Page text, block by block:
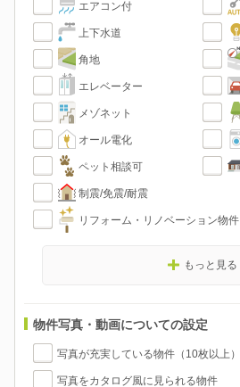
エアコン付
上下水道
角地
エレベーター
メゾネット
オール電化
ペット相談可
制震/免震/耐震
リフォーム・リノベーション物件
もっと見る
物件写真・動画についての設定
写真が充実している物件（10枚以上）
写真をカタログ風に見られる物件